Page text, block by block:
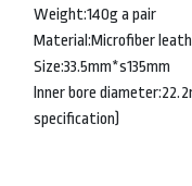
Weight:140g a pair
Material:Microfiber
Size:33.5mm*s135mm
lnner bore
specification)